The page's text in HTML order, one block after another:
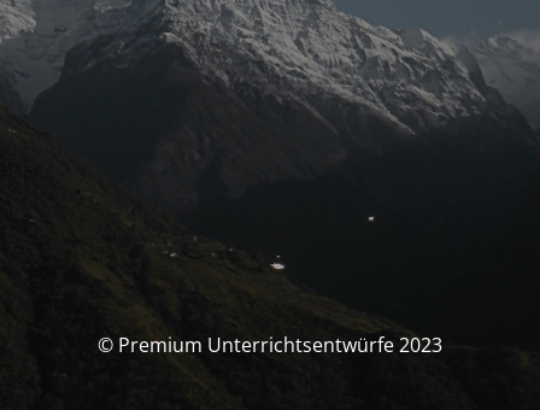
© Premium Unterrichtsentwürfe 2023